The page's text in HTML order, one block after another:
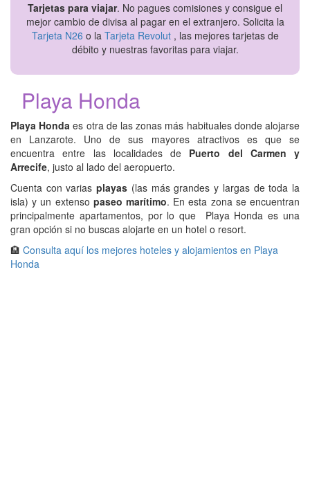
Tarjetas para viajar. No pagues comisiones y consigue el
mejor cambio de divisa al pagar en el extranjero. Solicita la
Tarjeta N26 o la Tarjeta Revolut, las mejores tarjetas de
débito y nuestras favoritas para viajar.
Playa Honda
Playa Honda es otra de las zonas más habituales donde alojarse
en Lanzarote. Uno de sus mayores atractivos es que se
encuentra entre las localidades de Puerto del Carmen y
Arrecife, justo al lado del aeropuerto.
Cuenta con variasplayas (las más grandes y largas de toda la
isla) y un extenso paseo marítimo. En esta zona se encuentran
principalmente apartamentos, por lo que Playa Honda es una
gran opción si no buscas alojarte en un hotel o resort.
🏨 Consulta aquí los mejores hoteles y alojamientos en Playa
Honda